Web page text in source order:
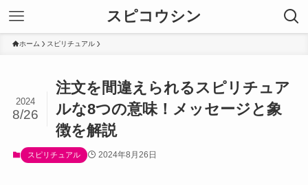
スピコウシン
ホーム スピリチュアル
注文を間違えられるスピリチュア
ルな8つの意味！メッセージと象
徴を解説
2024
8/26
スピリチュアル 2024年8月26日